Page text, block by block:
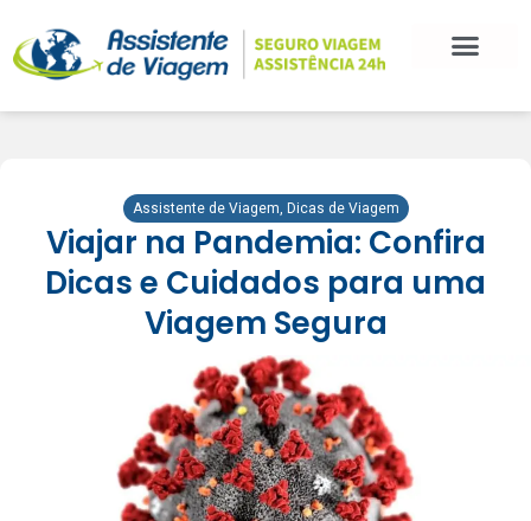
Assistente de Viagem, Dicas de Viagem
Viajar na Pandemia: Confira
Dicas e Cuidados para uma
Viagem Segura